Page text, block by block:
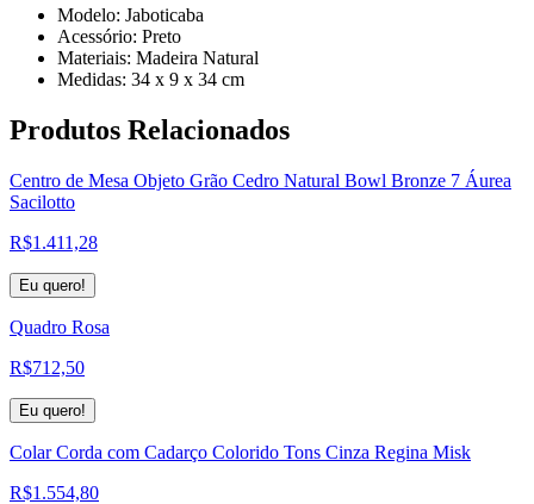
Modelo: Jaboticaba
Acessório: Preto
Materiais: Madeira Natural
Medidas: 34 x 9 x 34 cm
Produtos Relacionados
Centro de Mesa Objeto Grão Cedro Natural Bowl Bronze 7 Áurea
Sacilotto
R$1.411,28
Eu quero!
Quadro Rosa
R$712,50
Eu quero!
Colar Corda com Cadarço Colorido Tons Cinza Regina Misk
R$1.554,80